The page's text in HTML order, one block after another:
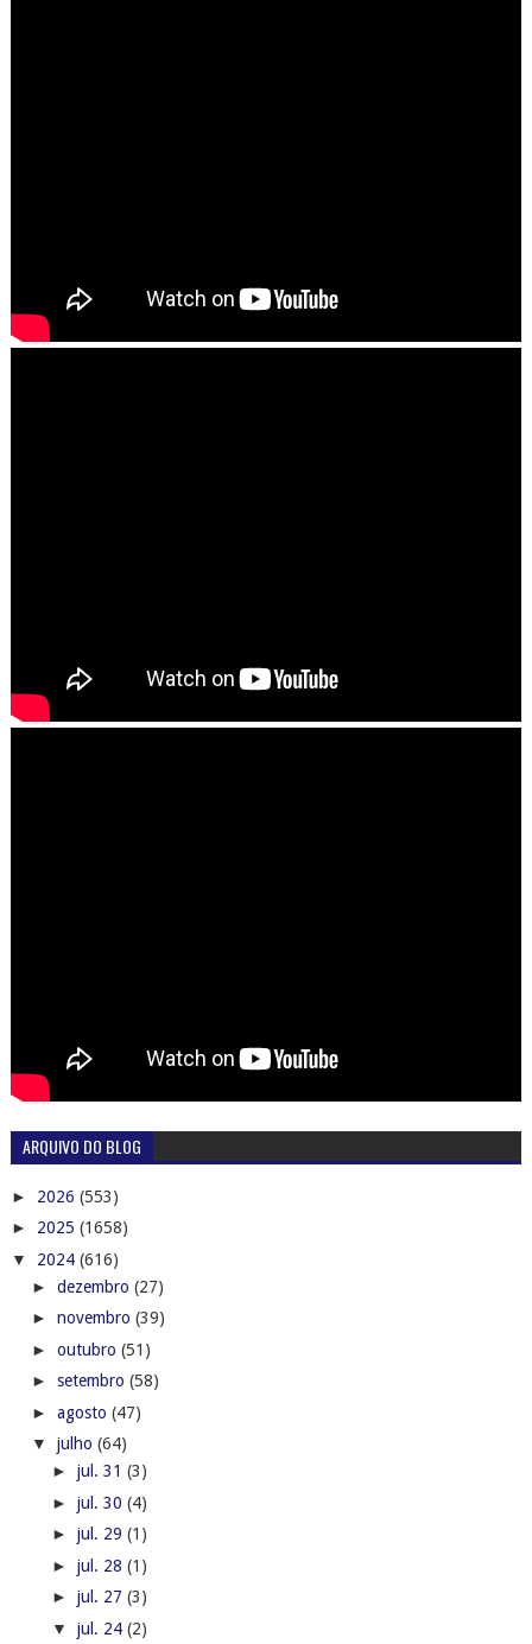
ARQUIVO DO BLOG
► 2026 (553)
► 2025 (1658)
▼ 2024 (616)
► dezembro (27)
► novembro (39)
► outubro (51)
► setembro (58)
► agosto (47)
▼ julho (64)
► jul. 31 (3)
► jul. 30 (4)
► jul. 29 (1)
► jul. 28 (1)
► jul. 27 (3)
▼ jul. 24 (2)